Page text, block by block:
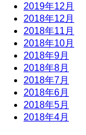
2019年12月
2018年12月
2018年11月
2018年10月
2018年9月
2018年8月
2018年7月
2018年6月
2018年5月
2018年4月